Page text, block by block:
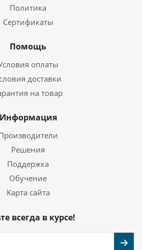
Политика
Сертификаты
Помощь
оплаты
доставки
на товар
Информация
Решения
Поддержка
Обучение
Карта сайта
всегда в курсе!